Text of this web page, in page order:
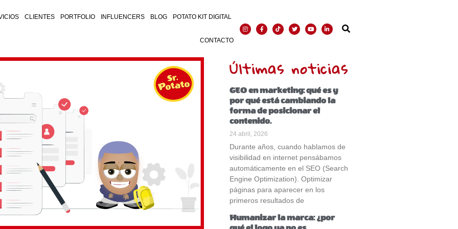
CLIENTES PORTFOLIO INFLUENCERS BLOG POTATO KIT DIGITAL
CONTACTO
Últimas noticias
GEO en marketing: qué es y
por qué está cambiando la
forma de posicionar el
contenido.
24 abril, 2026
Durante años, cuando hablamos de
visibilidad en internet pensábamos
automáticamente en el SEO (Search
Engine Optimization). Optimizar
páginas para aparecer en los
primeros resultados de
Humanizar la marca: ¿por